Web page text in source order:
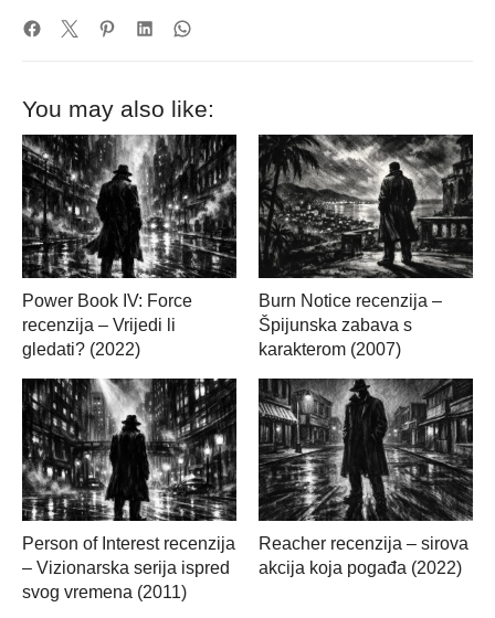
You may also like:
Power Book IV: Force
recenzija – Vrijedi li
gledati? (2022)
Burn Notice recenzija –
Špijunska zabava s
karakterom (2007)
Person of Interest recenzija
– Vizionarska serija ispred
svog vremena (2011)
Reacher recenzija – sirova
akcija koja pogađa (2022)